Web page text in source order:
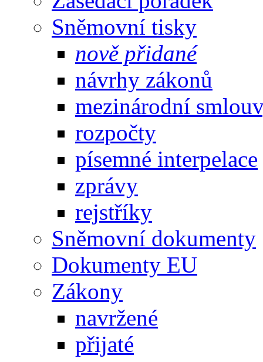
Sněmovní tisky
nově přidané
návrhy zákonů
mezinárodní
rozpočty
písemné interpelace
zprávy
rejstříky
Sněmovní dokumenty
Dokumenty EU
Zákony
navržené
přijaté